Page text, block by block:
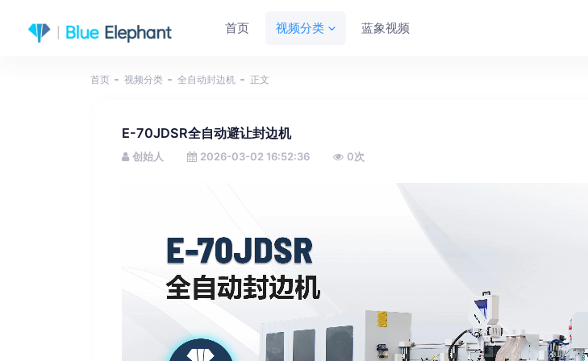
首页 视频分类 蓝象视频
首页 视频分类 全自动封边机 正文
E-70JDSR全自动避让封边机
创始人 2026-03-02 16:52:36 0次